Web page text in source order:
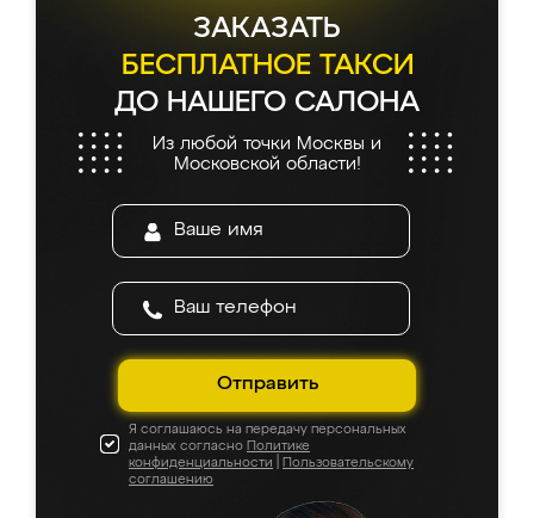
ЗАКАЗАТЬ
БЕСПЛАТНОЕ ТАКСИ
ДО НАШЕГО САЛОНА
Из любой точки Москвы и
Московской области!
Отправить
Я соглашаюсь на передачу персональных
данных согласно Политике
конфиденциальности
Пользовательскому
соглашению